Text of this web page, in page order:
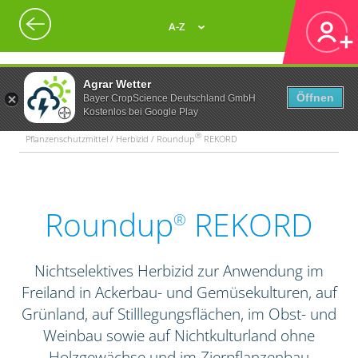
Agrar Wetter
Bayer CropScience Deutschland GmbH
Kostenlos bei Google Play
Öffnen
A-Z
Pflanzenschutzmittel / Herbizid / Roundup® REKORD
Roundup® REKORD
Nichtselektives Herbizid zur Anwendung im
Freiland in Ackerbau- und Gemüsekulturen, auf
Grünland, auf Stilllegungsflächen, im Obst- und
Weinbau sowie auf Nichtkulturland ohne